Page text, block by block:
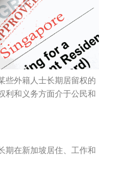
些外籍人士长期居留权的
利和义务方面介于公民和
期在新加坡居住、工作和